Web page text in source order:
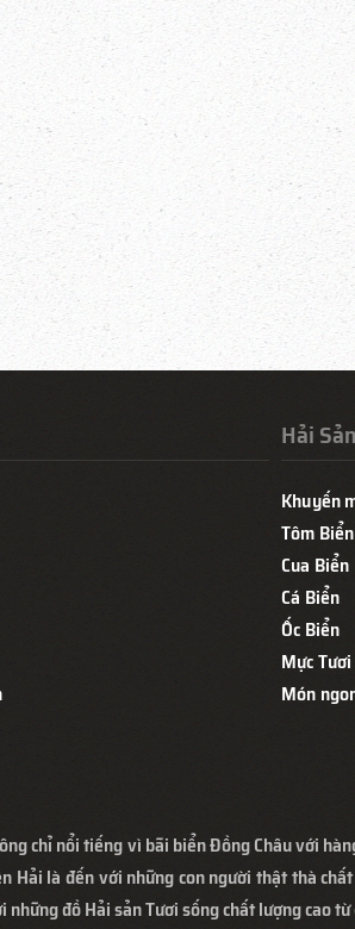
Hải Sản
Khuyến
Tôm Biển
Cua Biển
Cá Biển
Ốc Biển
Mực Tươi
Món
chỉ nổi tiếng vì bãi biển Đồng Châu với
Hải là đến với những con người thật thà
đồ Hải sản Tươi sống chất lượng cao